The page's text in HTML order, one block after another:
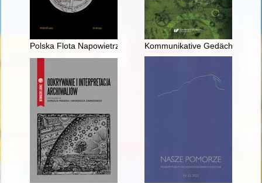
Polska Flota Napowietrzna" (1919-1921) : charakterystyka
Kommunikative Gedächtnisse